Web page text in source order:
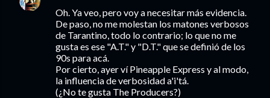
Oh. Ya veo, pero voy a necesitar más evidencia.
De paso, no me molestan los matones verbosos
de Tarantino, todo lo contrario; lo que no me
gusta es ese "A.T." y "D.T." que se definió de los
90s para acá.
Por cierto, ayer ví Pineapple Express y al modo,
la influencia de verbosidad a'i'tá.
(¿No te gusta The Producers?)